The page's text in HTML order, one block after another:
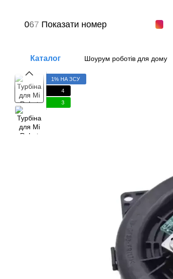
067 Показати номер
Каталог Шоурум роботів для дому
1% НА ЗСУ
4
3